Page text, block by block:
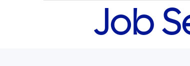
Job